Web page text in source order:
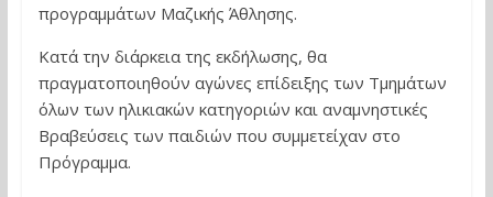
προγραμμάτων Μαζικής Άθλησης.
Κατά την διάρκεια της εκδήλωσης, θα
πραγματοποιηθούν αγώνες επίδειξης των Τμημάτων
όλων των ηλικιακών κατηγοριών και αναμνηστικές
Βραβεύσεις των παιδιών που συμμετείχαν στο
Πρόγραμμα.